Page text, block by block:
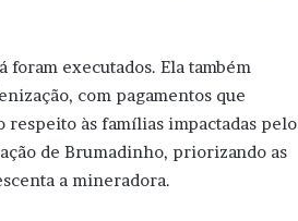
foram executados. Ela também
com pagamentos que
respeito às famílias impactadas pelo
de Brumadinho, priorizando as
a mineradora.